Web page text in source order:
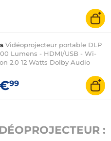
Vidéoprojecteur portable DLP
Lumens - HDMI/USB - Wi-
2.0 12 Watts Dolby Audio
99
: